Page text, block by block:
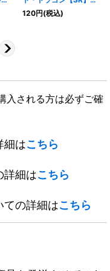
{24RP1TR6/TR11}
《火》
120円(税込)
入される方は必ずご確
細はこちら
詳細はこちら
の詳細はこちら